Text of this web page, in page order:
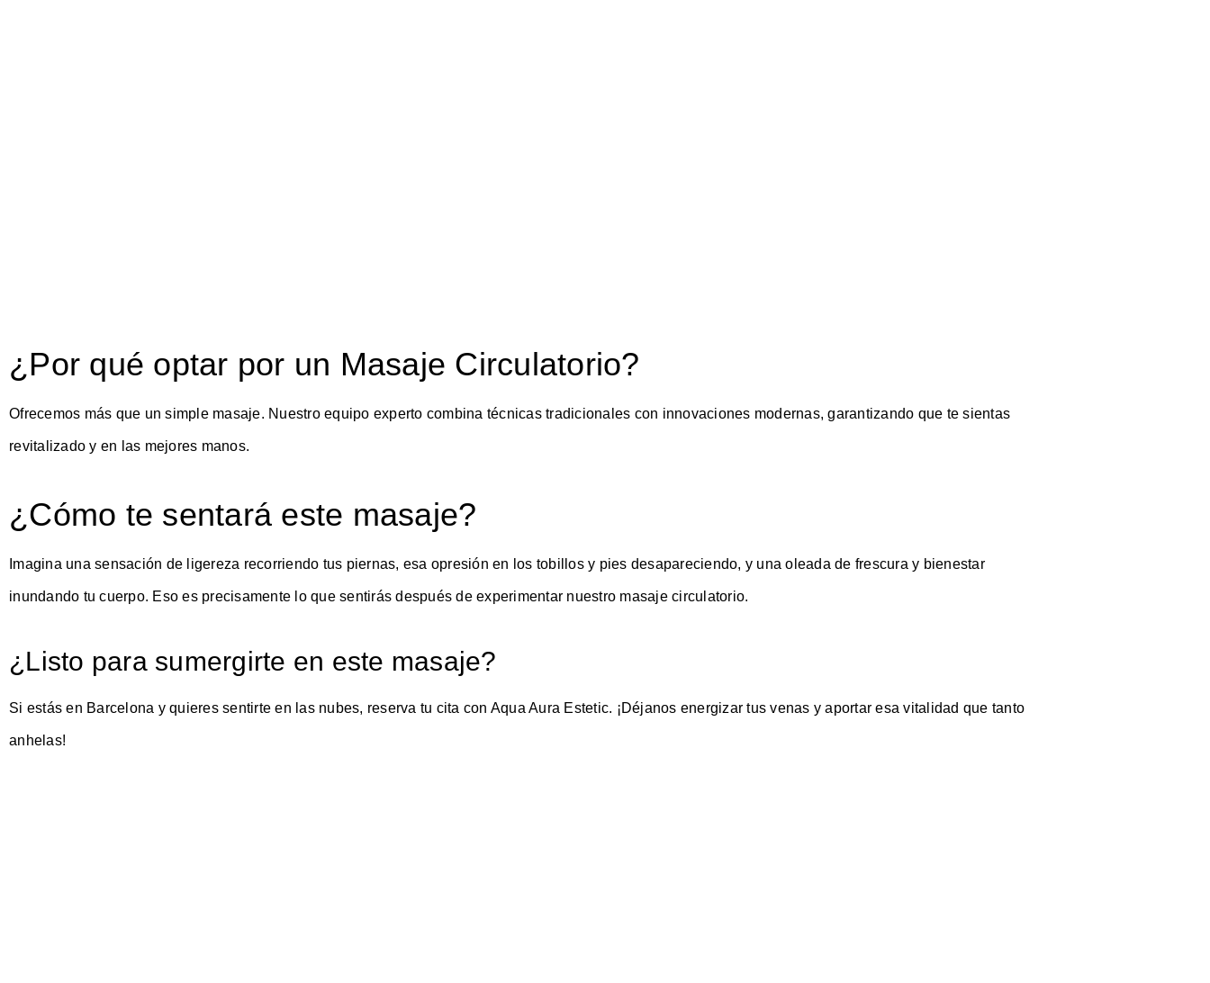
¿Por qué optar por un Masaje Circulatorio?
Ofrecemos más que un simple masaje. Nuestro equipo experto combina técnicas tradicionales con innovaciones modernas, garantizando que te sientas
revitalizado y en las mejores manos.
¿Cómo te sentará este masaje?
Imagina una sensación de ligereza recorriendo tus piernas, esa opresión en los tobillos y pies desapareciendo, y una oleada de frescura y bienestar
inundando tu cuerpo. Eso es precisamente lo que sentirás después de experimentar nuestro masaje circulatorio.
¿Listo para sumergirte en este masaje?
Si estás en Barcelona y quieres sentirte en las nubes, reserva tu cita con Aqua Aura Estetic. ¡Déjanos energizar tus venas y aportar esa vitalidad que tanto
anhelas!